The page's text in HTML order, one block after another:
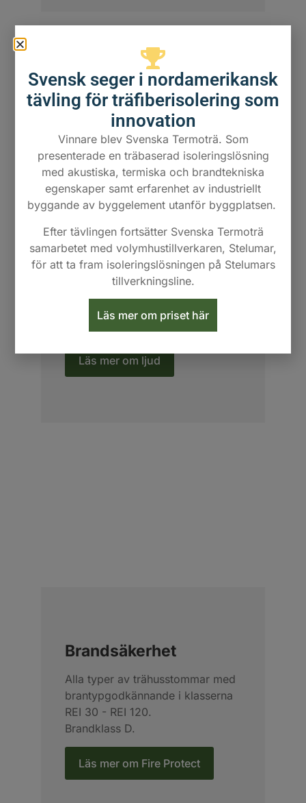
Ljud
Termoträ erhåller ljudklass A i de
flesta provade konstruktioner. Att
ha god isolering i ett hus har
många fördelar, särskilt när det
Läs mer om ljud
Brandsäkerhet
Alla typer av trähusstommar med
brantypgodkännande i klasserna
REI 30 - REI 120.
Brandklass D.
Läs mer om Fire Protect
Svensk seger i nordamerikansk
tävling för träfiberisolering som
innovation
Vinnare blev Svenska Termoträ. Som
presenterade en träbaserad isoleringslösning
med akustiska, termiska och brandtekniska
egenskaper samt erfarenhet av industriellt
byggande av byggelement utanför byggplatsen.
Efter tävlingen fortsätter Svenska Termoträ
samarbetet med volymhustillverkaren, Stelumar,
för att ta fram isoleringslösningen på Stelumars
tillverkningsline.
Läs mer om priset här